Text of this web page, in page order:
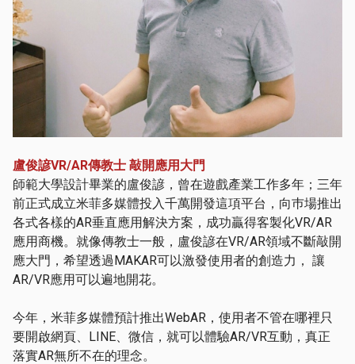
盧俊諺VR/AR傳教士 敲開應用大門
師範大學設計畢業的盧俊諺，曾在遊戲產業工作多年；三年
前正式成立米菲多媒體投入千萬開發這項平台，向巿場推出
各式各樣的AR垂直應用解決方案，成功贏得客製化VR/AR
應用商機。就像傳教士一般，盧俊諺在VR/AR領域不斷敲開
應大門，希望透過MAKAR可以激發使用者的創造力， 讓
AR/VR應用可以遍地開花。
今年，米菲多媒體預計推出WebAR，使用者不管在哪裡只
要開啟網頁、LINE、微信，就可以體驗AR/VR互動，真正
落實AR無所不在的理念。